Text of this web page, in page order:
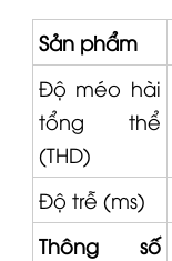
Sản phẩm
Độ méo hài
tổng thể
(THD)
Độ trễ (ms)
Thông số